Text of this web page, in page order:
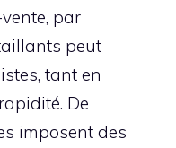
par
peut
tant en
De
imposent des